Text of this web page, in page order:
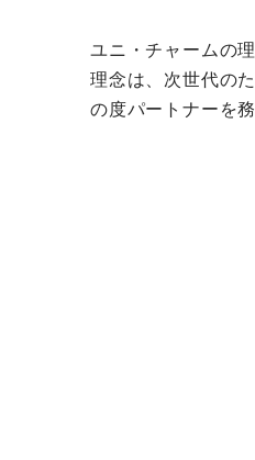
ユニ・チャームの
理念は、次世代の
の度パートナーを